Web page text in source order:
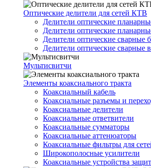
Оптические делители для сетей КТВ
Делители оптические
Делители оптические
Делители оптические сварные
Делители оптические сварные
Мультисвитчи
Элементы коаксиального тракта
Коаксиальный кабель
Коаксиальные разъемы и
Коаксиальные делители
Коаксиальные ответвители
Коаксиальные сумматоры
Коаксиальные аттенюаторы
Коаксиальные фильтры для
Широкополосные усилители
Коаксиальные устройства